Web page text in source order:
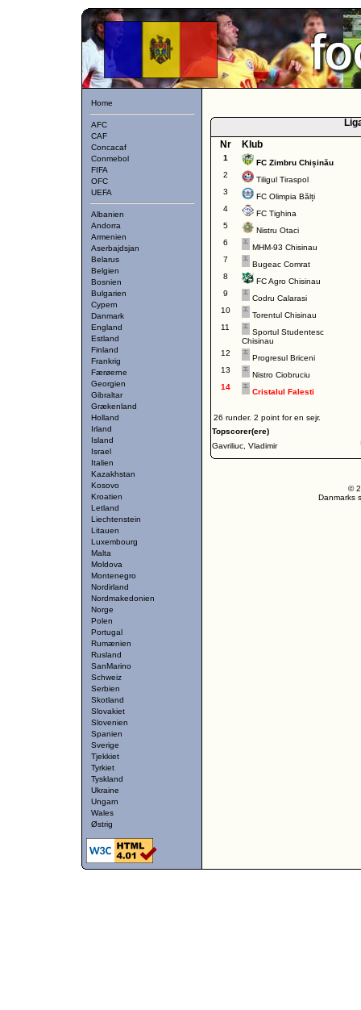
Home
AFC
CAF
Concacaf
Conmebol
FIFA
OFC
UEFA
Albanien
Andorra
Armenien
Aserbajdsjan
Belarus
Belgien
Bosnien
Bulgarien
Cypern
Danmark
England
Estland
Finland
Frankrig
Færøerne
Georgien
Gibraltar
Grækenland
Holland
Irland
Island
Israel
Italien
Kazakhstan
Kosovo
Kroatien
Letland
Liechtenstein
Litauen
Luxembourg
Malta
Moldova
Montenegro
Nordirland
Nordmakedonien
Norge
Polen
Portugal
Rumænien
Rusland
SanMarino
Schweiz
Serbien
Skotland
Slovakiet
Slovenien
Spanien
Sverige
Tjekkiet
Tyrkiet
Tyskland
Ukraine
Ungarn
Wales
Østrig
Nr
Klub
1
FC Zimbru Chișinău
2
Tiligul Tiraspol
3
FC Olimpia Bălți
4
FC Tighina
5
Nistru Otaci
6
MHM-93 Chisinau
7
Bugeac Comrat
8
FC Agro Chisinau
9
Codru Calarasi
10
Torentul Chisinau
11
Sportul Studentesc
Chisinau
12
Progresul Briceni
13
Nistro Ciobruciu
14
Cristalul Falesti
26 runder. 2 point for en sejr.
Topscorer(ere)
Gavriliuc, Vladimir
©
Danmarks